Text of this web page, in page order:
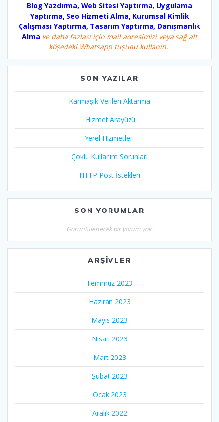
Blog Yazdırma, Web Sitesi Yaptırma, Uygulama
Yaptırma, Seo Hizmeti Alma, Kurumsal Kimlik
Çalışması Yaptırma, Tasarım Yaptırma, Danışmanlık
Alma ve daha fazlası için mail adresimizi veya sağ alt
köşedeki Whatsapp tuşunu kullanın.
SON YAZILAR
Karmaşık Verileri Aktarma
Hizmet Arayüzü
Yerel Hizmetler
Çoklu Kullanım Sorunları
HTTP Post İstekleri
SON YORUMLAR
Görüntülenecek bir yorum yok.
ARŞIVLER
Temmuz 2023
Haziran 2023
Mayıs 2023
Nisan 2023
Mart 2023
Şubat 2023
Ocak 2023
Aralık 2022